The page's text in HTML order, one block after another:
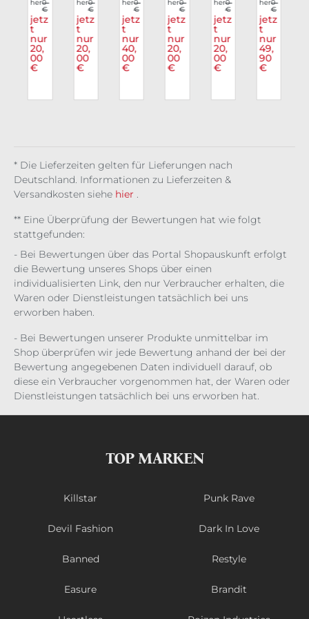
ll
Pe
nta
gra
m
Kid
her0
€
jetz
t
nur
20,
00
€
ph
om
et
Kid
s
her0
€
jetz
t
nur
20,
00
€
he
dral
Hau
nt
her0
€
jetz
t
nur
40,
00
€
i
Sou
l
her0
€
jetz
t
nur
20,
00
€
ulh
u
Kid
s
her0
€
jetz
t
nur
20,
00
€
Hos
e
Set
Spo
oky
Spi
her0
€
jetz
t
nur
49,
90
€
* Die Lieferzeiten gelten für Lieferungen nach
Deutschland. Informationen zu Lieferzeiten &
Versandkosten siehe hier .
** Eine Überprüfung der Bewertungen hat wie folgt
stattgefunden:
- Bei Bewertungen über das Portal Shopauskunft erfolgt
die Bewertung unseres Shops über einen
individualisierten Link, den nur Verbraucher erhalten, die
Waren oder Dienstleistungen tatsächlich bei uns
erworben haben.
- Bei Bewertungen unserer Produkte unmittelbar im
Shop überprüfen wir jede Bewertung anhand der bei der
Bewertung angegebenen Daten individuell darauf, ob
diese ein Verbraucher vorgenommen hat, der Waren oder
Dienstleistungen tatsächlich bei uns erworben hat.
TOP MARKEN
Killstar Punk Rave
Devil Fashion Dark In Love
Banned Restyle
Easure Brandit